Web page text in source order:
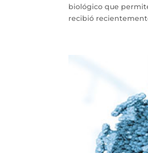
biológico que
recibió